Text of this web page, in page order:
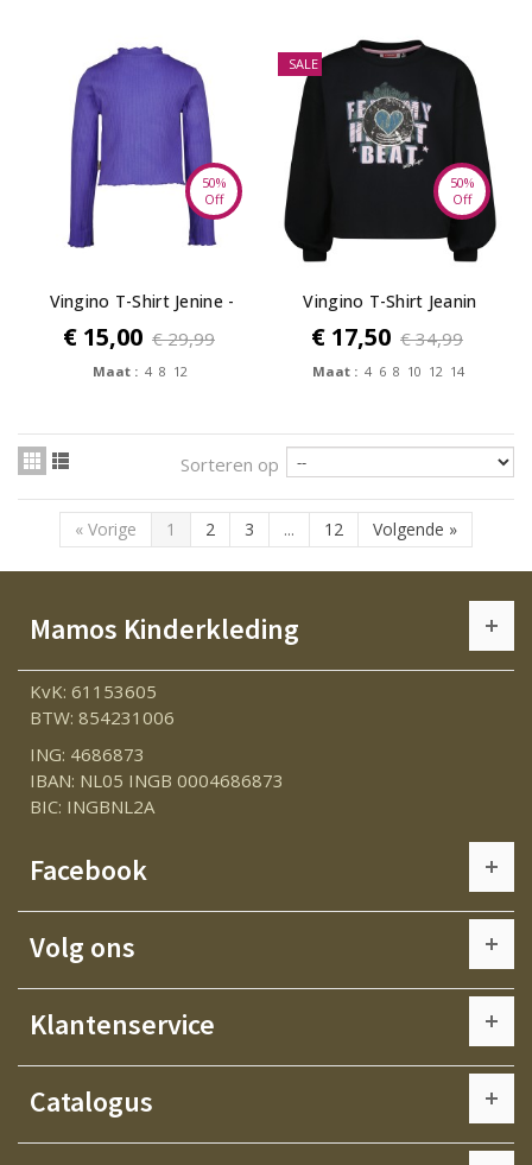
50%
Off
Vingino T-Shirt Jenine -
Forest...
€ 15,00 € 29,99
Maat : 4 8 12
SALE
50%
Off
Vingino T-Shirt Jeanin
€ 17,50 € 34,99
Maat : 4 6 8 10 12 14
Sorteren op
« Vorige 1 2 3 ... 12 Volgende »
Mamos Kinderkleding
KvK: 61153605
BTW: 854231006
ING: 4686873
IBAN: NL05 INGB 0004686873
BIC: INGBNL2A
Facebook
Volg ons
Klantenservice
Catalogus